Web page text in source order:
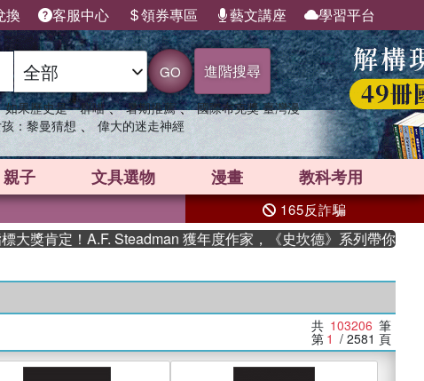
換 客服中心 領券專區 藝文講座 學習平台
GO 進階搜尋
如果歷史是一群喵 、 暑期推薦 、 國際布克獎 臺灣漫
：黎曼猜想 、 偉大的迷走神經
親子 文具選物 漫畫 教科考用
165反詐騙
！A.F. Steadman 獲年度作家，《史坎德》系列帶你踏上熱血奇幻
共 103206 筆
第 1 / 2581 頁